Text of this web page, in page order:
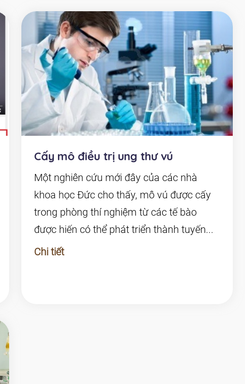
Cấy mô điều trị ung thư vú
Một nghiên cứu mới đây của các nhà
khoa học Đức cho thấy, mô vú được cấy
trong phòng thí nghiệm từ các tế bào
được hiến có thể phát triển thành tuyến...
Chi tiết